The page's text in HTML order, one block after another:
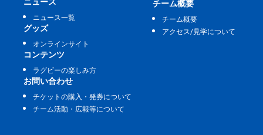
ニュース一覧
グッズ
オンラインサイト
チーム概要
チーム概要
アクセス/見学について
コンテンツ
ラグビーの楽しみ方
お問い合わせ
チケットの購入・発券について
チーム活動・広報等について